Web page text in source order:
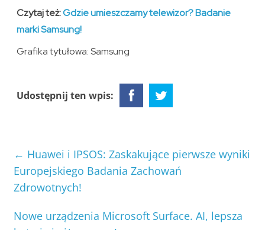
Czytaj też:Gdzie umieszczamy telewizor? Badanie
marki Samsung!
Grafika tytułowa: Samsung
Udostępnij ten wpis:
← Huawei i IPSOS: Zaskakujące pierwsze wyniki
Europejskiego Badania Zachowań
Zdrowotnych!
Nowe urządzenia Microsoft Surface. AI, lepsza